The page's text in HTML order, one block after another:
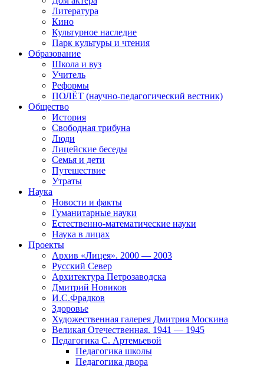
Литература
Кино
Культурное наследие
Парк культуры и чтения
Образование
Школа и вуз
Учитель
Реформы
ПОЛЁТ (научно-педагогический вестник)
Общество
История
Свободная трибуна
Люди
Лицейские беседы
Семья и дети
Путешествие
Утраты
Наука
Новости и факты
Гуманитарные науки
Естественно-математические науки
Наука в лицах
Проекты
Архив «Лицея». 2000 — 2003
Русский Север
Архитектура Петрозаводска
Дмитрий Новиков
И.С.Фрадков
Здоровье
Художественная галерея Дмитрия Москина
Великая Отечественная. 1941 — 1945
Педагогика С. Артемьевой
Педагогика школы
Педагогика двора